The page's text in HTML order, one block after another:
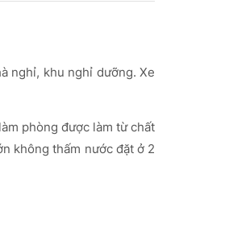
nghỉ, khu nghỉ dưỡng. Xe
phòng được làm từ chất
không thấm nước đặt ở 2